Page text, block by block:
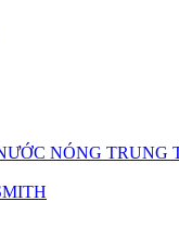
NÓNG TRUNG